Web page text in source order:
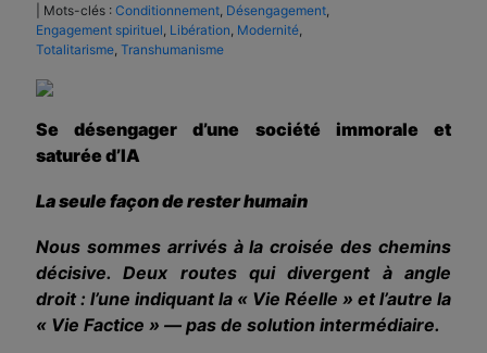
Mots-clés : Conditionnement Désengagement
Engagement spirituel Libération Modernité
Totalitarisme Transhumanisme
Se désengager d’une société immorale et
saturée d’IA
La seule façon de rester humain
Nous sommes arrivés à la croisée des chemins
décisive. Deux routes qui divergent à angle
droit : l’une indiquant la « Vie Réelle » et l’autre la
« Vie Factice » — pas de solution intermédiaire.